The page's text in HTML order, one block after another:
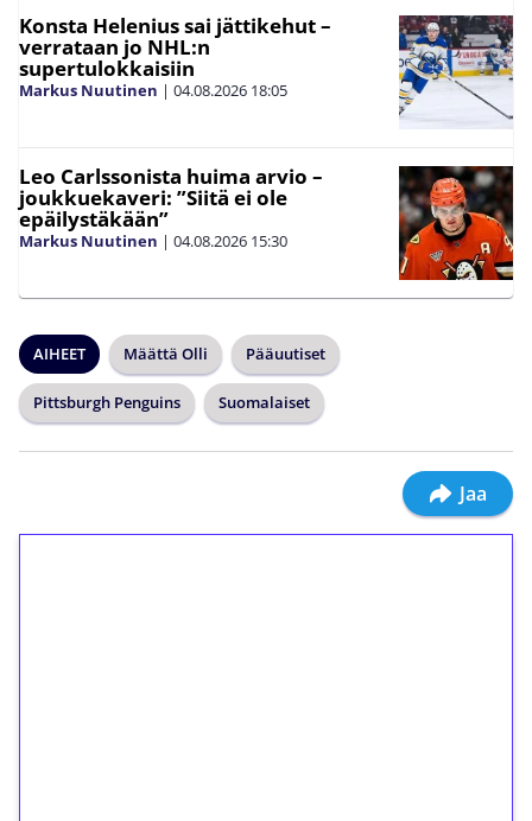
Konsta Helenius sai jättikehut –
verrataan jo NHL:n
supertulokkaisiin
Markus Nuutinen | 04.08.2026 18:05
Leo Carlssonista huima arvio –
joukkuekaveri: ”Siitä ei ole
epäilystäkään”
Markus Nuutinen | 04.08.2026 15:30
AIHEET Määttä Olli Pääuutiset
Pittsburgh Penguins Suomalaiset
Jaa